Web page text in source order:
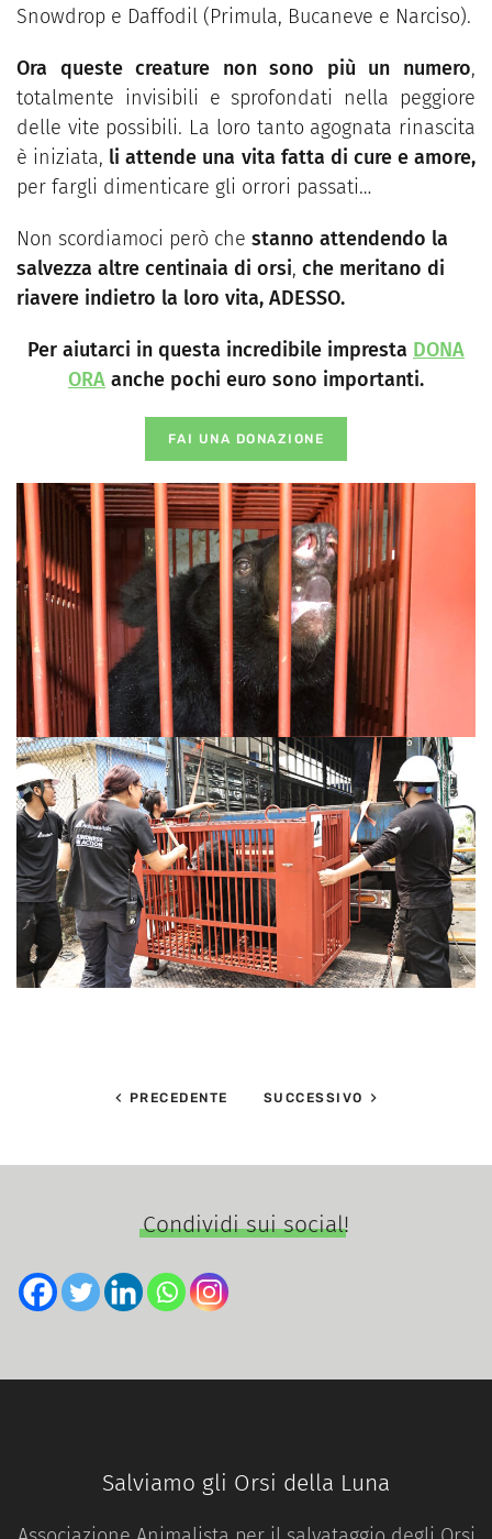
Snowdrop e Daffodil (Primula, Bucaneve e Narciso).
Ora queste creature non sono più un numero,
totalmente invisibili e sprofondati nella peggiore
delle vite possibili. La loro tanto agognata rinascita
è iniziata, li attende una vita fatta di cure e amore,
per fargli dimenticare gli orrori passati…
Non scordiamoci però che stanno attendendo la
salvezza altre centinaia di orsi, che meritano di
riavere indietro la loro vita, ADESSO.
Per aiutarci in questa incredibile impresta DONA
ORA anche pochi euro sono importanti.
FAI UNA DONAZIONE
PRECEDENTE SUCCESSIVO
Condividi sui social!
Salviamo gli Orsi della Luna